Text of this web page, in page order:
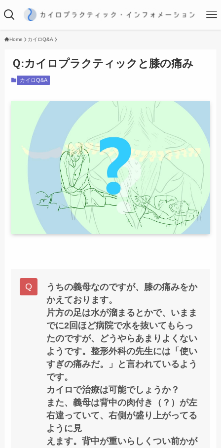
Home カイロQ&A
Ｑ:カイロプラクティックと膝の痛み
カイロQ&A
うちの義母なのですが、膝の痛みをか
かえております。
片方の足は水が溜まるとかで、いまま
でに2回ほど病院で水を抜いてもらっ
たのですが、どうやらあまりよくない
ようです。整形外科の先生には「使い
すぎの痛みだ。」と言われているよう
です。
カイロで治療は可能でしょうか？
また、義母は背中の肉付き（？）が左
右違っていて、右側が盛り上がってる
ように見
えます。背中が重いらしくつい前かが